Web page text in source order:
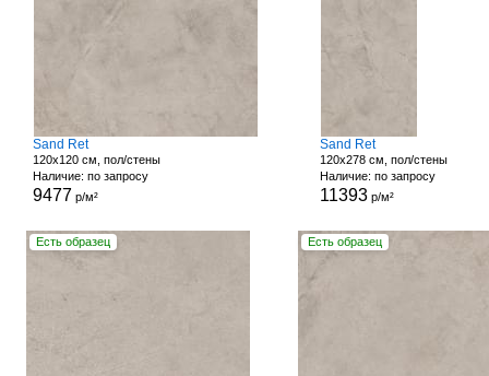
Sand Ret
120x120 см, пол/стены
Наличие: по запросу
9477 р/м²
Sand Ret
120x278 см, пол/стены
Наличие: по запросу
11393 р/м²
Есть образец Есть образец